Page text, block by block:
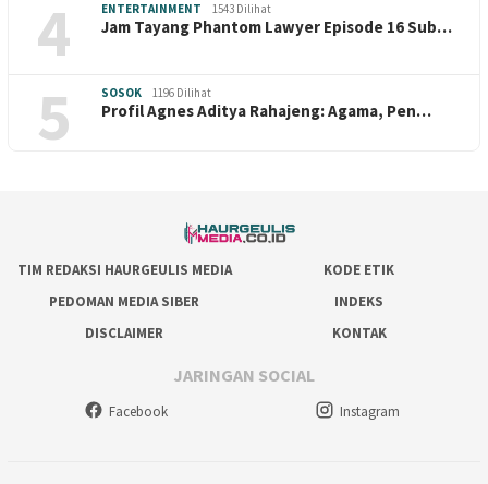
4 ENTERTAINMENT 1543 Dilihat
Jam Tayang Phantom Lawyer Episode 16 Sub…
5 SOSOK 1196 Dilihat
Profil Agnes Aditya Rahajeng: Agama, Pen…
TIM REDAKSI HAURGEULIS MEDIA
KODE ETIK
PEDOMAN MEDIA SIBER
INDEKS
DISCLAIMER
KONTAK
JARINGAN SOCIAL
Facebook Instagram